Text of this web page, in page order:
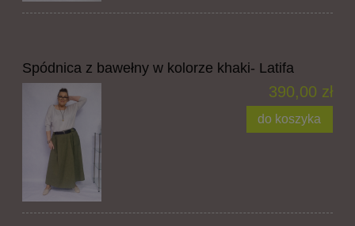
Spódnica z bawełny w kolorze khaki- Latifa
390,00 zł
do koszyka